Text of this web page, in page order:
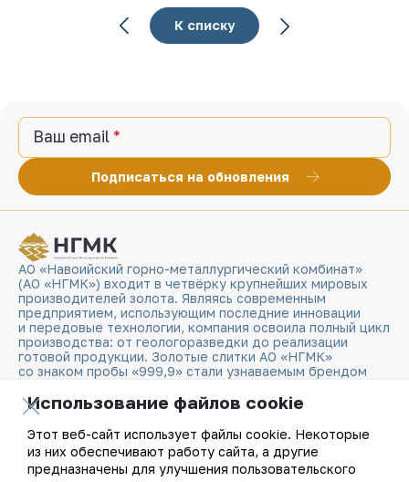
К списку
Ваш email
Подписаться на обновления
АО «Навоийский горно-металлургический комбинат»
(АО «НГМК») входит в четвёрку крупнейших мировых
производителей золота. Являясь современным
предприятием, использующим последние инновации
и передовые технологии, компания освоила полный цикл
производства: от геологоразведки до реализации
готовой продукции. Золотые слитки АО «НГМК»
со знаком пробы «999,9» стали узнаваемым брендом
О компании
Наша деятельность
Контакты
Карта сайта
Использование файлов cookie
Этот веб-сайт использует файлы cookie. Некоторые
из них обеспечивают работу сайта, а другие
предназначены для улучшения пользовательского